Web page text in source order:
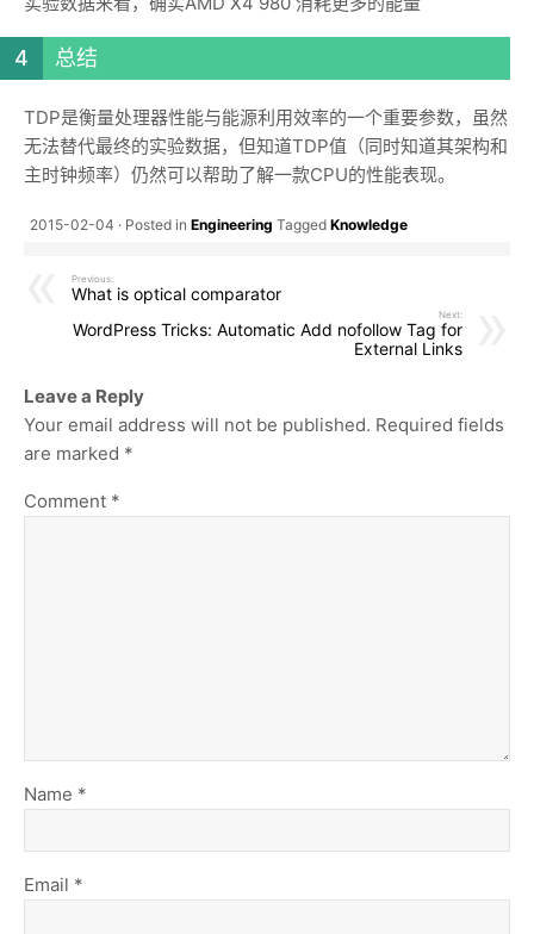
总结
TDP是衡量处理器性能与能源利用效率的一个重要参数，虽然
无法替代最终的实验数据，但知道TDP值（同时知道其架构和
主时钟频率）仍然可以帮助了解一款CPU的性能表现。
2015-02-04 Posted in Engineering Tagged Knowledge
Previous:
What is optical comparator
Next:
WordPress Tricks: Automatic Add nofollow Tag for
External Links
Leave a Reply
Your email address will not be published. Required fields
are marked *
Comment *
Name *
Email *